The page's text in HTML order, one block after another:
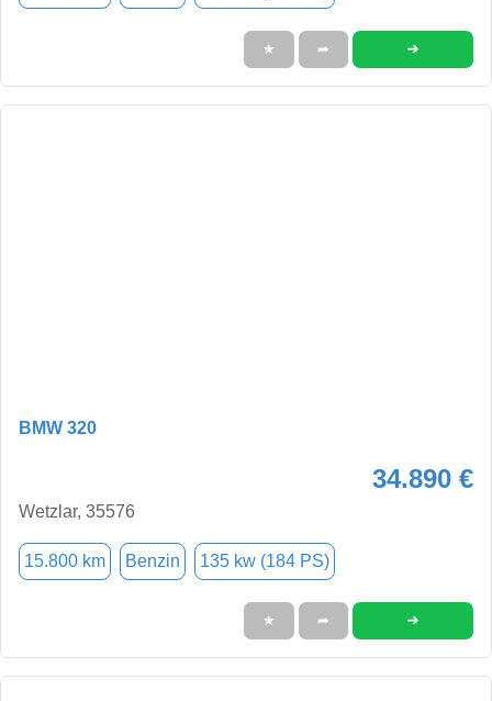
★ ➦ ➜
BMW 320
34.890 €
Wetzlar, 35576
15.800 km Benzin 135 kw (184 PS)
★ ➦ ➜